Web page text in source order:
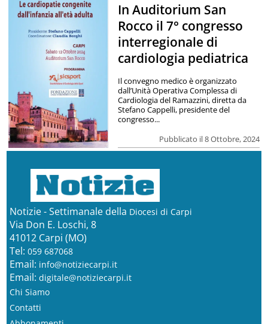
In Auditorium San
Rocco il 7° congresso
interregionale di
cardiologia pediatrica
Pubblicato il 8 Ottobre, 2024
Il convegno medico è organizzato
dall’Unità Operativa Complessa di
Cardiologia del Ramazzini, diretta da
Stefano Cappelli, presidente del
congresso...
Notizie - Settimanale della Diocesi di Carpi
Via Don E. Loschi, 8
41012 Carpi (MO)
Tel: 059 687068
Email: info@notiziecarpi.it
Email: digitale@notiziecarpi.it
Chi Siamo
Contatti